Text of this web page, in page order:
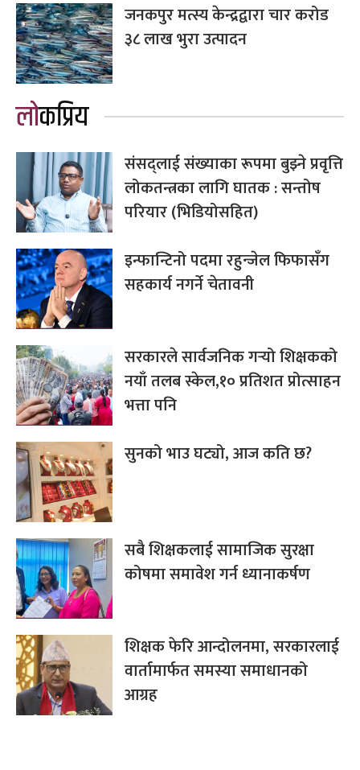
जनकपुर मत्स्य केन्द्रद्वारा चार करोड
३८ लाख भुरा उत्पादन
लोकप्रिय
संसद्लाई संख्याका रूपमा बुझ्ने प्रवृत्ति
लोकतन्त्रका लागि घातक : सन्तोष
परियार (भिडियोसहित)
इन्फान्टिनो पदमा रहुन्जेल फिफासँग
सहकार्य नगर्ने चेतावनी
सरकारले सार्वजनिक गर्‍यो शिक्षकको
नयाँ तलब स्केल,१० प्रतिशत प्रोत्साहन
भत्ता पनि
सुनको भाउ घट्यो, आज कति छ?
सबै शिक्षकलाई सामाजिक सुरक्षा
कोषमा समावेश गर्न ध्यानाकर्षण
शिक्षक फेरि आन्दोलनमा, सरकारलाई
वार्तामार्फत समस्या समाधानको
आग्रह